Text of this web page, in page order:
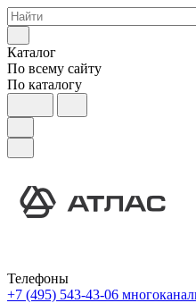
Каталог
По всему сайту
По каталогу
Телефоны
+7 (495) 543-43-06